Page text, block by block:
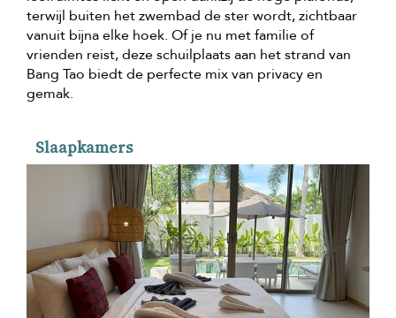
terwijl buiten het zwembad de ster wordt, zichtbaar
vanuit bijna elke hoek. Of je nu met familie of
vrienden reist, deze schuilplaats aan het strand van
Bang Tao biedt de perfecte mix van privacy en
gemak.
Slaapkamers